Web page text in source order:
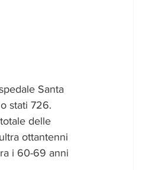
Santa
stati 726.
delle
ottantenni
i 60-69 anni